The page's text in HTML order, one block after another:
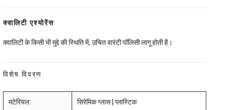
क्वालिटी एश्योरेंस
क्वालिटी के किसी भी मुद्दे की स्थिति में, उचित वारंटी पॉलिसी लागू होती है।
विशेष विवरण
मटेरियल: सिरेमिक ग्लास | प्लास्टिक